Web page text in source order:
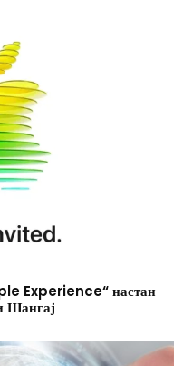
Experience“ настан
Шангај